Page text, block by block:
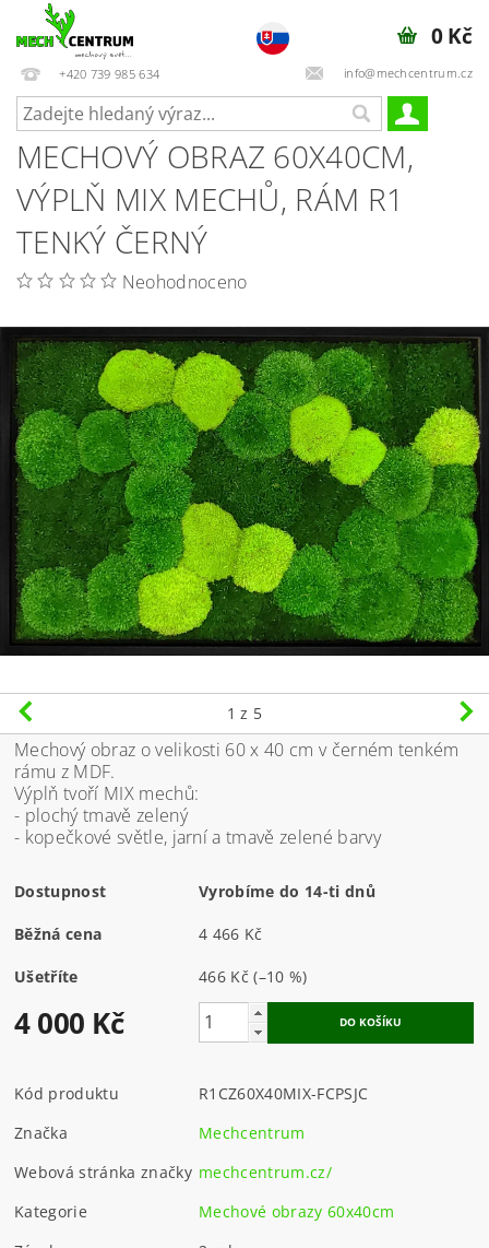
+420 739 985 634 info@mechcentrum.cz
0 Kč
MECHOVÝ OBRAZ 60X40CM,
VÝPLŇ MIX MECHŮ, RÁM R1
TENKÝ ČERNÝ
Neohodnoceno
1 z 5
Mechový obraz o velikosti 60 x 40 cm v černém tenkém
rámu z MDF.
Výplň tvoří MIX mechů:
- plochý tmavě zelený
- kopečkové světle, jarní a tmavě zelené barvy
Dostupnost Vyrobíme do 14-ti dnů
Běžná cena 4 466 Kč
Ušetříte 466 Kč(–10 %)
4 000 Kč
Kód produktu
R1CZ60X40MIX-FCPSJC
Značka
Mechcentrum
Webová stránka značky mechcentrum.cz/
Kategorie
Mechové obrazy 60x40cm